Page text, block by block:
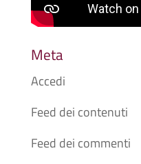
Meta
Accedi
Feed dei contenuti
Feed dei commenti